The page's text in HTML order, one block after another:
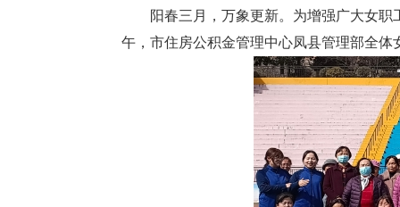
阳春三月，万象更新。为增强广大女职
午，市住房公积金管理中心凤县管理部全